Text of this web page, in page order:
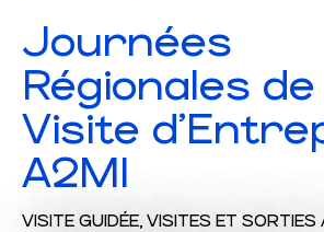
Journées
Régionales de
Visite
A2MI
VISITE GUIDÉE, VISITES ET SORTIES